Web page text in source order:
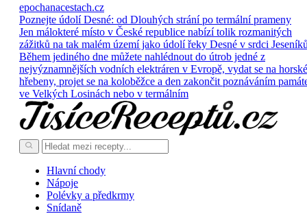
epochanacestach.cz
Poznejte údolí Desné: od Dlouhých strání po termální prameny
Jen málokteré místo v České republice nabízí tolik rozmanitých
zážitků na tak malém území jako údolí řeky Desné v srdci
Během jediného dne můžete nahlédnout do útrob jedné z
nejvýznamnějších vodních elektráren v Evropě, vydat se na horské
hřebeny, projet se na koloběžce a den zakončit poznáváním
ve Velkých Losinách nebo v termálním
Hlavní chody
Nápoje
Polévky a předkrmy
Snídaně